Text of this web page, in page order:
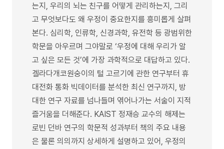
는지, 우리의 뇌는 친구를 어떻게 관리하는지, 그리
고 무엇보다도 왜 우정이 중요한지를 흥미롭게 살펴
본다. 심리학, 인류학, 신경과학, 유전학 등 광범위한
학문을 아우르며 그야말로 ‘우정에 대해 우리가 알
고 싶은 모든 것’에 가장 과학적으로 대답하고 있다.
겔라다개코원숭이의 털 고르기에 관한 연구부터 휴
대전화 통화 빅데이터를 분석한 최신 연구까지, 방
대한 연구 자료를 넘나들며 엮어나가는 서술이 지적
즐거움을 더해준다. KAIST 정재승 교수의 해제는
로빈 던바 연구의 학문적 성과부터 책의 주요 내용
은 물론 의의까지 상세하게 설명하고 있어, 우정의